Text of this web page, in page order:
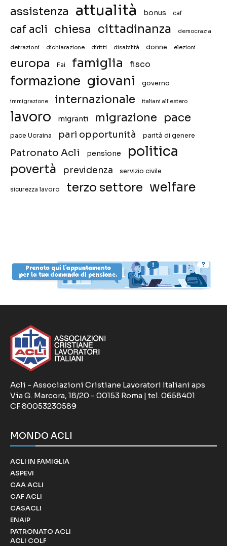
assistenza attualità bonus caf
caf acli chiesa cittadinanza democrazia
detrazioni dichiarazione diritti disabilità donne elezioni
europa Fai famiglia fisco
formazione giovani governo
immigrazione internazionale italiani all'estero
lavoro migranti migrazione pace
pace Ucraina pari opportunità parità di genere
Patronato Acli pensione politica
povertà previdenza servizio civile
sicurezza lavoro terzo settore welfare
Acli - Associazioni Cristiane Lavoratori Italiani aps
Via G. Marcora, 18/20 - 00153 Roma | tel. 0658401
CF 80053230589
MONDO ACLI
ACLI IN FAMIGLIA
ASPEVI
CAA ACLI
CAF ACLI
CASACLI
ENAIP
PATRONATO ACLI
ACLI COLF